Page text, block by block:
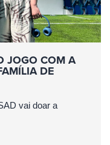
JOGO COM A
DE
vai doar a